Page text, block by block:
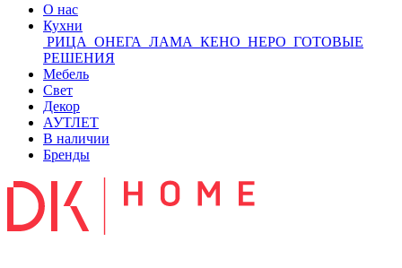
О нас
Кухни
РИЦА ОНЕГА ЛАМА КЕНО НЕРО ГОТОВЫЕ
РЕШЕНИЯ
Мебель
Свет
Декор
АУТЛЕТ
В наличии
Бренды